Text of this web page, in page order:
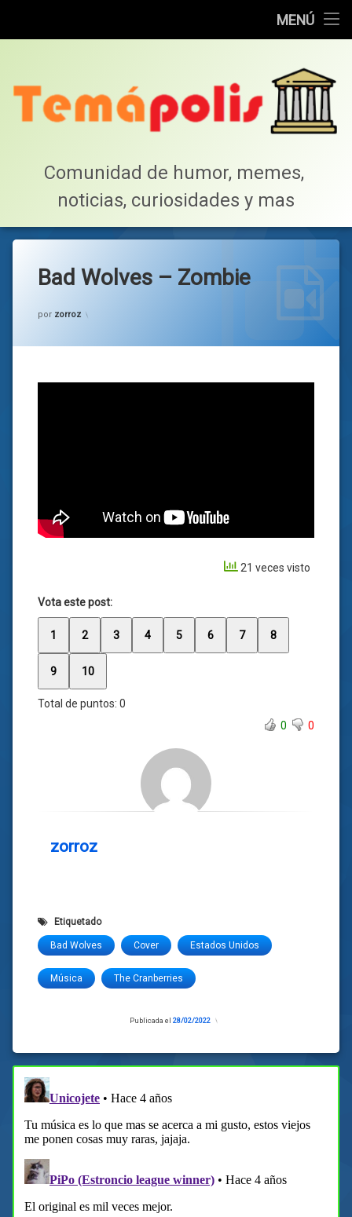
MENÚ
Lista de Megapost
Tabla de puntos
Comunidad de humor, memes,
noticias, curiosidades y mas
Bad Wolves – Zombie
por zorroz
21 veces visto
Vota este post:
1 2 3 4 5 6 7 8
9 10
Total de puntos: 0
0
0
zorroz
Etiquetado
Bad Wolves Cover Estados Unidos
Música The Cranberries
Publicada el 28/02/2022